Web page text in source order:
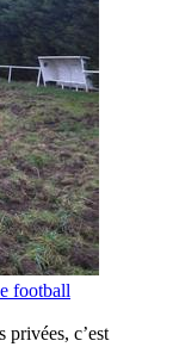
football
privées, c’est